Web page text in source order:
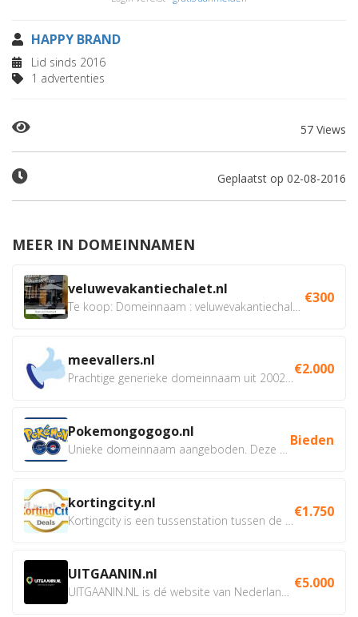
HAPPY BRAND
Lid sinds 2016
1 advertenties
57 Views
Geplaatst op 02-08-2016
MEER IN DOMEINNAMEN
veluwevakantiechalet.nl €300
meevallers.nl €2.000
Pokemongogogo.nl Bieden
kortingcity.nl €1.750
UITGAANIN.nl €5.000